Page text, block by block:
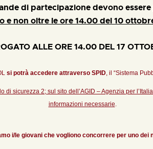
di partecipazione devono
e non oltre le ore 14.00 del 10
ALLE ORE 14.00 DEL 17
si potrà accedere attraverso SPID, il “Sistema
sicurezza 2; sul sito dell’AGID – Agenzia per
informazioni necessarie.
i/le giovani che vogliono concorrere per uno dei